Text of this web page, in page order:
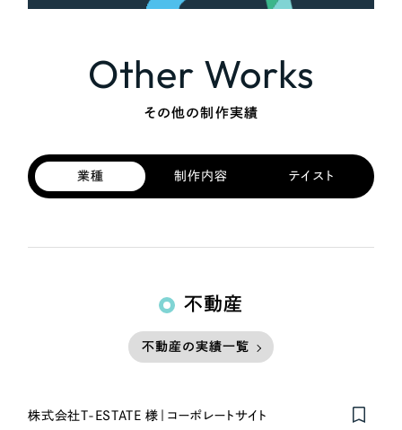
Other Works
その他の制作実績
業種 制作内容 テイスト
不動産
不動産の実績一覧
株式会社T-ESTATE 様｜コーポレートサイト